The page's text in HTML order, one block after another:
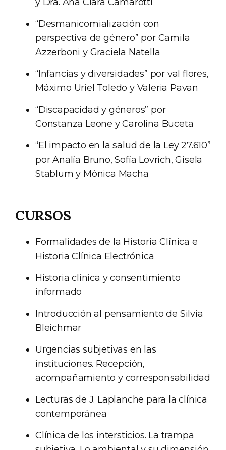
“Desmanicomialización con
perspectiva de género” por Camila
Azzerboni y Graciela Natella
“Infancias y diversidades” por val flores,
Máximo Uriel Toledo y Valeria Pavan
“Discapacidad y géneros” por
Constanza Leone y Carolina Buceta
“El impacto en la salud de la Ley 27.610”
por Analía Bruno, Sofía Lovrich, Gisela
Stablum y Mónica Macha
CURSOS
Formalidades de la Historia Clínica e
Historia Clínica Electrónica
Historia clínica y consentimiento
informado
Introducción al pensamiento de Silvia
Bleichmar
Urgencias subjetivas en las
instituciones. Recepción,
acompañamiento y corresponsabilidad
Lecturas de J. Laplanche para la clínica
contemporánea
Clínica de los intersticios. La trampa